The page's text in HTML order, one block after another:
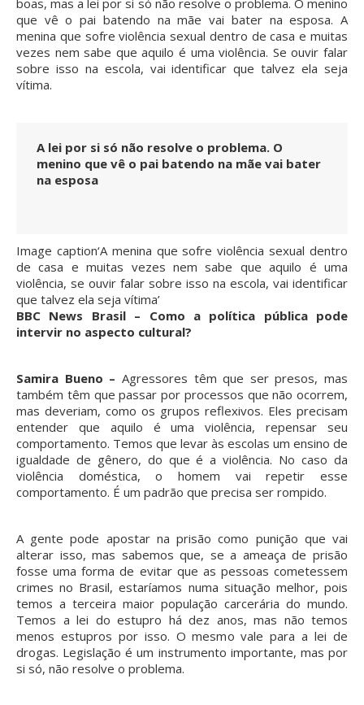
que vê o pai batendo na mãe vai bater na esposa. A
menina que sofre violência sexual dentro de casa e muitas
vezes nem sabe que aquilo é uma violência. Se ouvir falar
sobre isso na escola, vai identificar que talvez ela seja
vítima.
A lei por si só não resolve o problema. O
menino que vê o pai batendo na mãe vai bater
na esposa
Image caption‘A menina que sofre violência sexual dentro
de casa e muitas vezes nem sabe que aquilo é uma
violência, se ouvir falar sobre isso na escola, vai identificar
que talvez ela seja vítima’
BBC News Brasil – Como a política pública pode
intervir no aspecto cultural?
Samira Bueno – Agressores têm que ser presos, mas
também têm que passar por processos que não ocorrem,
mas deveriam, como os grupos reflexivos. Eles precisam
entender que aquilo é uma violência, repensar seu
comportamento. Temos que levar às escolas um ensino de
igualdade de gênero, do que é a violência. No caso da
violência doméstica, o homem vai repetir esse
comportamento. É um padrão que precisa ser rompido.
A gente pode apostar na prisão como punição que vai
alterar isso, mas sabemos que, se a ameaça de prisão
fosse uma forma de evitar que as pessoas cometessem
crimes no Brasil, estaríamos numa situação melhor, pois
temos a terceira maior população carcerária do mundo.
Temos a lei do estupro há dez anos, mas não temos
menos estupros por isso. O mesmo vale para a lei de
drogas. Legislação é um instrumento importante, mas por
si só, não resolve o problema.